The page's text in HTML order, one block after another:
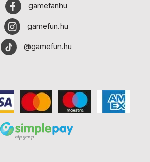
gamefanhu
gamefun.hu
@gamefun.hu